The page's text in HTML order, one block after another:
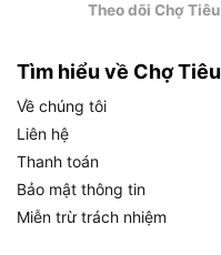
Theo dõi Chợ
Tìm hiểu về Chợ
Về chúng tôi
Liên hệ
Thanh toán
Bảo mật thông tin
Miễn trừ trách nhiệm